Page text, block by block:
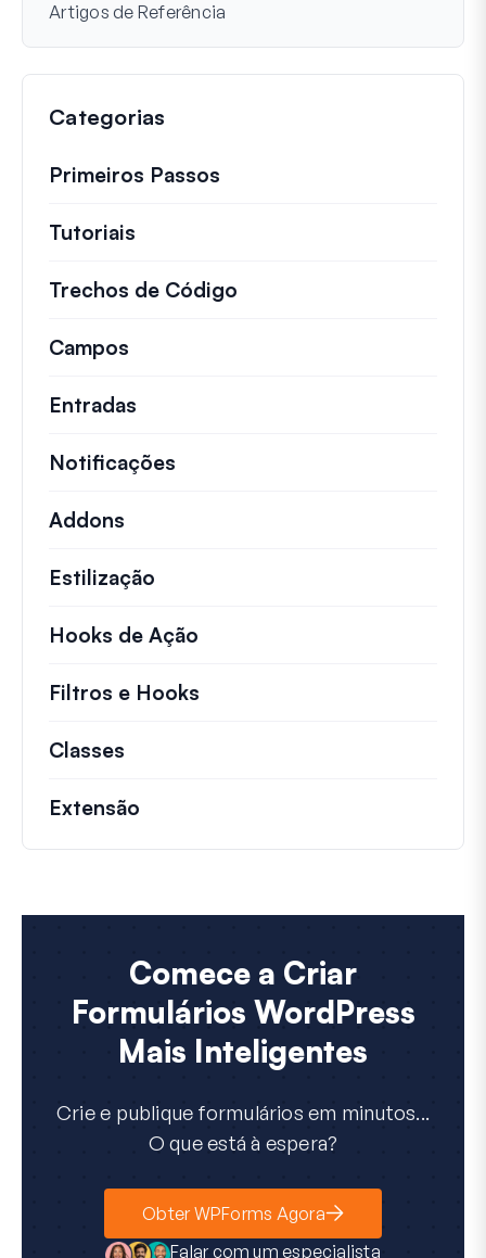
Artigos de Referência
Categorias
Primeiros Passos
Tutoriais
Trechos de Código
Campos
Entradas
Notificações
Addons
Estilização
Hooks de Ação
Filtros e Hooks
Classes
Extensão
Comece a Criar
Formulários WordPress
Mais Inteligentes
Crie e publique formulários em minutos...
O que está à espera?
Obter WPForms Agora
Falar com um especialista